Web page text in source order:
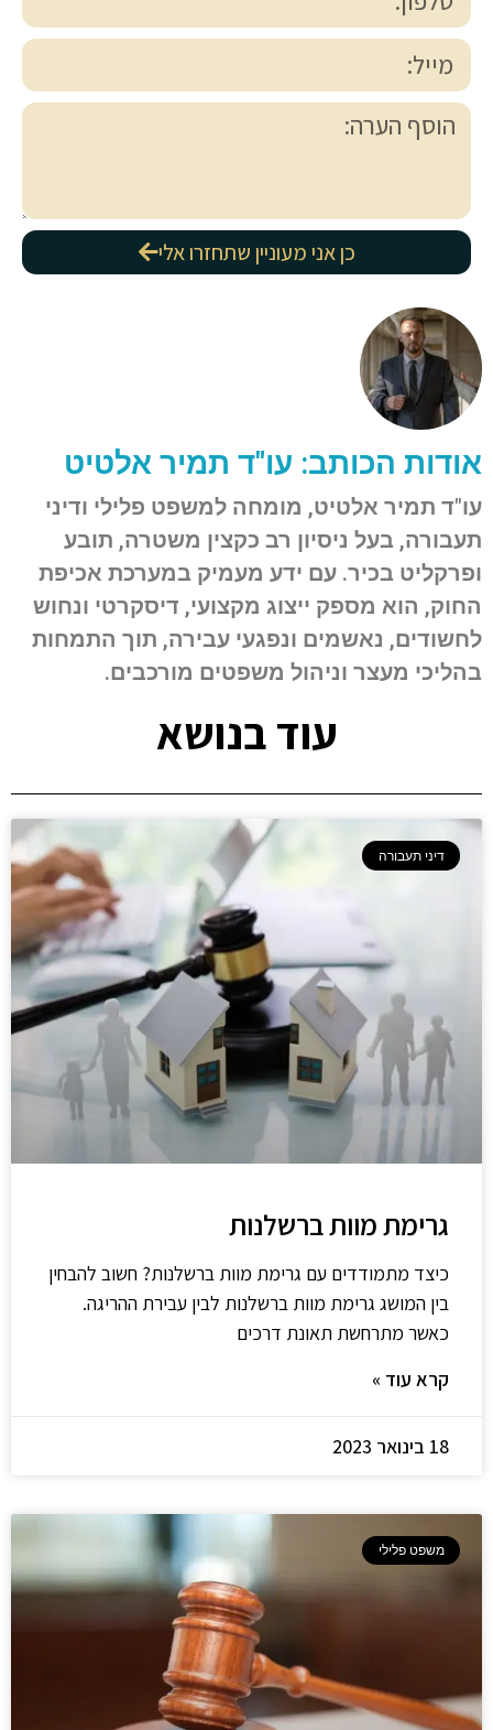
כן אני מעוניין שתחזרו אלי
אודות הכותב: עו"ד תמיר אלטיט
עו"ד תמיר אלטיט, מומחה למשפט פלילי ודיני
תעבורה, בעל ניסיון רב כקצין משטרה, תובע
ופרקליט בכיר. עם ידע מעמיק במערכת אכיפת
החוק, הוא מספק ייצוג מקצועי, דיסקרטי ונחוש
לחשודים, נאשמים ונפגעי עבירה, תוך התמחות
בהליכי מעצר וניהול משפטים מורכבים.
עוד בנושא
דיני תעבורה
גרימת מוות ברשלנות
כיצד מתמודדים עם גרימת מוות ברשלנות? חשוב להבחין
בין המושג גרימת מוות ברשלנות לבין עבירת ההריגה.
כאשר מתרחשת תאונת דרכים
קרא עוד »
18 בינואר 2023
משפט פלילי